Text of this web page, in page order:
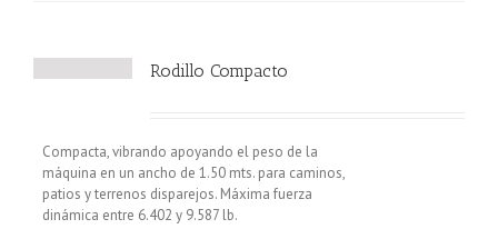
Rodillo Compacto
Compacta, vibrando apoyando el peso de la
máquina en un ancho de 1.50 mts. para caminos,
patios y terrenos disparejos. Máxima fuerza
dinámica entre 6.402 y 9.587 lb.